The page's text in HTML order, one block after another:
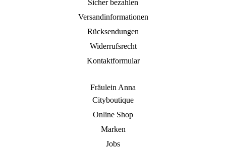
Sicher bezahlen
Versandinformationen
Rücksendungen
Widerrufsrecht
Kontaktformular
Fräulein Anna
Cityboutique
Online Shop
Marken
Jobs